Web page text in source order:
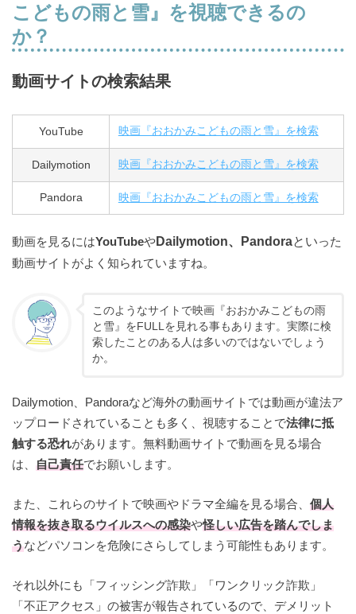
こどもの雨と雪』を視聴できるの
か？
動画サイトの検索結果
YouTube 映画『おおかみこどもの雨と雪』を検索
Dailymotion 映画『おおかみこどもの雨と雪』を検索
Pandora 映画『おおかみこどもの雨と雪』を検索
動画を見るにはYouTubeやDailymotion、Pandoraといった
動画サイトがよく知られていますね。
このようなサイトで映画『おおかみこどもの雨
と雪』をFULLを見れる事もあります。実際に検
索したことのある人は多いのではないでしょう
か。
Dailymotion、Pandoraなど海外の動画サイトでは動画が違法ア
ップロードされていることも多く、視聴することで法律に抵
触する恐れがあります。無料動画サイトで動画を見る場合
は、 自己責任でお願いします。
また、これらのサイトで映画やドラマ全編を見る場合、 個人
情報を抜き取るウイルスへの感染や怪しい広告を踏んでしま
うなどパソコンを危険にさらしてしまう可能性もあります。
それ以外にも「フィッシング詐欺」「ワンクリック詐欺」
「不正アクセス」の被害が報告されているので、デメリット